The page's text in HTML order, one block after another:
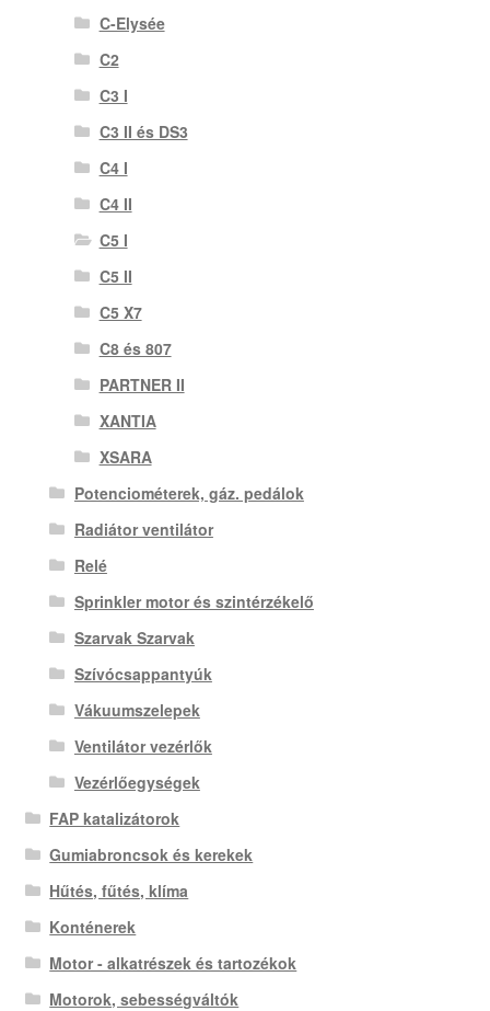
C-Elysée
C2
C3 I
C3 II és DS3
C4 I
C4 II
C5 I
C5 II
C5 X7
C8 és 807
PARTNER II
XANTIA
XSARA
Potenciométerek, gáz. pedálok
Radiátor ventilátor
Relé
Sprinkler motor és szintérzékelő
Szarvak Szarvak
Szívócsappantyúk
Vákuumszelepek
Ventilátor vezérlők
Vezérlőegységek
FAP katalizátorok
Gumiabroncsok és kerekek
Hűtés, fűtés, klíma
Konténerek
Motor - alkatrészek és tartozékok
Motorok, sebességváltók